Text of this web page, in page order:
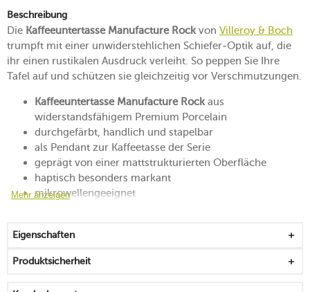
Beschreibung
Die Kaffeeuntertasse Manufacture Rockvon Villeroy & Boch
trumpft mit einer unwiderstehlichen Schiefer-Optik auf, die
ihr einen rustikalen Ausdruck verleiht. So peppen Sie Ihre
Tafel auf und schützen sie gleichzeitig vor Verschmutzungen.
Kaffeeuntertasse Manufacture Rockaus
widerstandsfähigem Premium Porcelain
durchgefärbt, handlich und stapelbar
als Pendant zur Kaffeetasse der Serie
geprägt von einer mattstrukturierten Oberfläche
haptisch besonders markant
mikrowellengeeignet
Mehr anzeigen
Eigenschaften
Produktsicherheit